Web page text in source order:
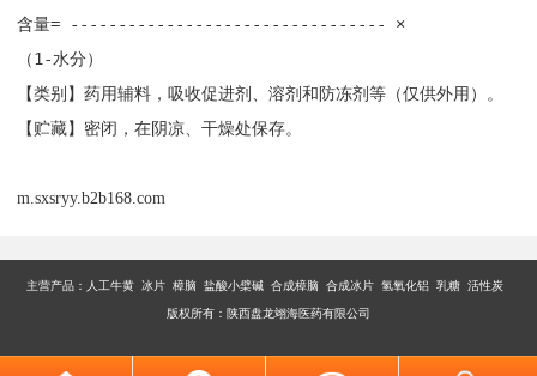
含量= --------------------------------- ×
（1-水分）
【类别】药用辅料，吸收促进剂、溶剂和防冻剂等（仅供外用）。
【贮藏】密闭，在阴凉、干燥处保存。
m.sxsryy.b2b168.com
主营产品： 人工牛黄 冰片 樟脑 盐酸小檗碱 合成樟脑 合成冰片 氢氧化铝 乳糖 活性炭
版权所有：陕西盘龙翊海医药有限公司